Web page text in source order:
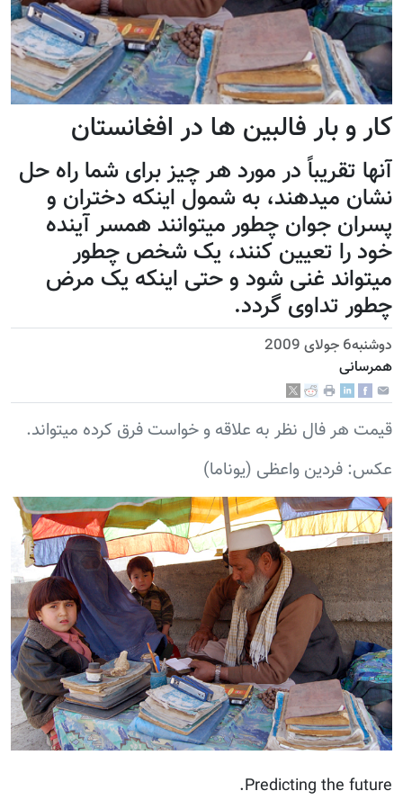
کار و بار فالبین ها در افغانستان
آنها تقريباً در مورد هر چيز برای شما راه حل
نشان ميدهند، به شمول اينکه دختران و
پسران جوان چطور ميتوانند همسر آينده
خود را تعيين کنند، يک شخص چطور
ميتواند غنی شود و حتی اينکه يک مرض
چطور تداوی گردد.
دوشنبه6 جولای 2009
همرسانی
قيمت هر فال نظر به علاقه و خواست فرق کرده ميتواند.
عکس: فردين واعظی (يوناما)
Predicting the future.